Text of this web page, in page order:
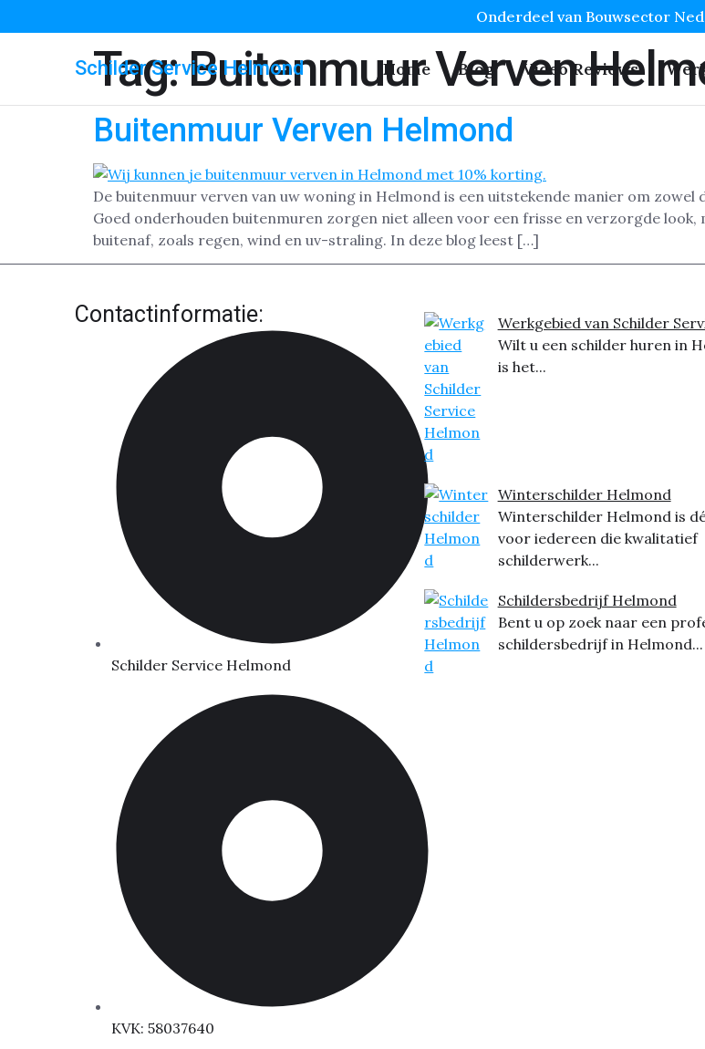
Onderdeel van Bouwsector
Schilder Service Helmond Home Blog Video Reviews
Tag:Buitenmuur Verven
Buitenmuur Verven Helmond
De buitenmuur verven van uw woning in Helmond is een uitstekende manier om
Goed onderhouden buitenmuren zorgen niet alleen voor een frisse en verzorgde
buitenaf, zoals regen, wind en uv-straling. In deze blog leest […]
Contactinformatie:
Schilder Service Helmond
KVK: 58037640
Werkgebied van Schilder
Wilt u een schilder huren in
is het...
Winterschilder Helmond
Winterschilder Helmond is
voor iedereen die kwalitatief
schilderwerk...
Schildersbedrijf Helmond
Bent u op zoek naar een
schildersbedrijf in Helmond...